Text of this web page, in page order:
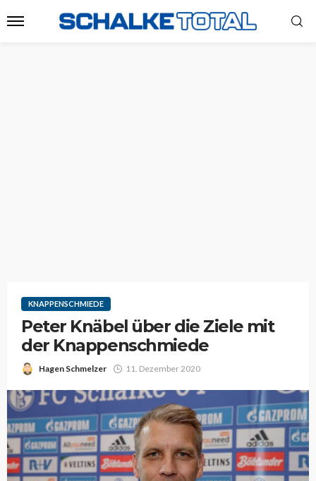
KNAPPENSCHMIEDE
Peter Knäbel über die Ziele mit
der Knappenschmiede
Hagen Schmelzer 11. Dezember 2020